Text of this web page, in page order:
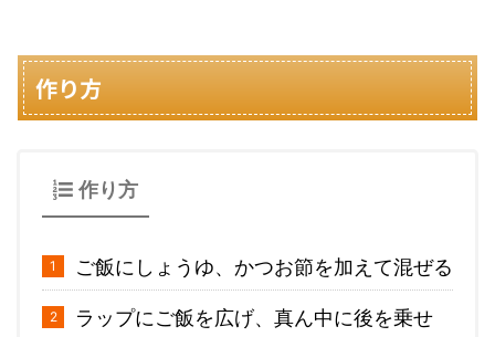
作り方
作り方
ご飯にしょうゆ、かつお節を加えて混ぜる
ラップにご飯を広げ、真ん中に後を乗せ